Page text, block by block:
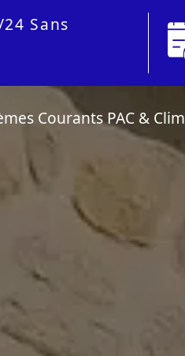
Sans
Courants PAC & Clim